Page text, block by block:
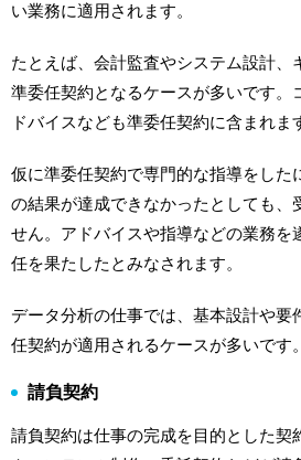
い業務に適用されます。
たとえば、会計監査やシステム設計、
準委任契約となるケースが多いです。
ドバイスなども準委任契約に含まれま
仮に準委任契約で専門的な指導をした
の結果が達成できなかったとしても、
せん。アドバイスや指導などの業務を
任を果たしたとみなされます。
データ分析の仕事では、基本設計や要
任契約が適用されるケースが多いです。
請負契約
請負契約は仕事の完成を目的とした契